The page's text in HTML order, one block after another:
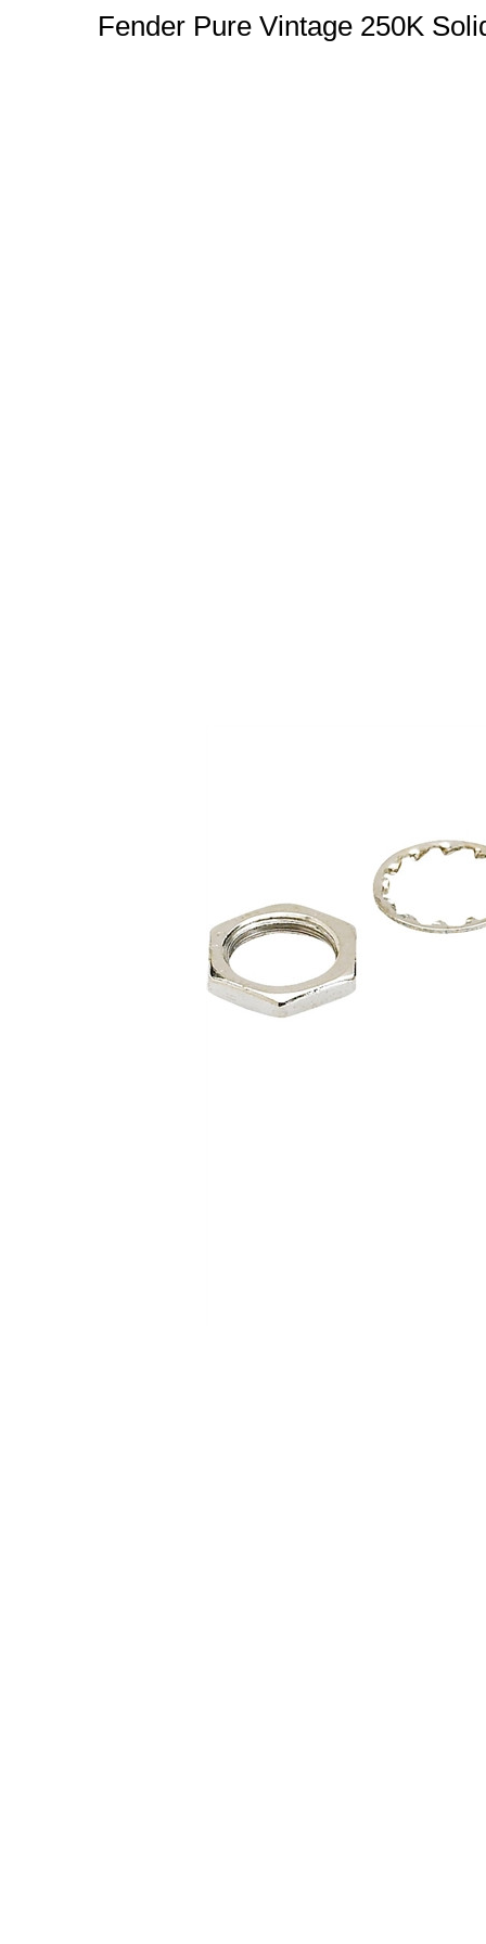
Fender Pure Vintage 250K